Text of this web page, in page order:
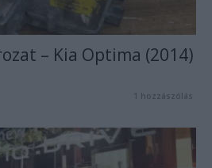
– Kia Optima (2014)
1 hozzászólás